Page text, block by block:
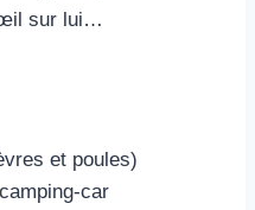
œil sur lui…
et poules)
car